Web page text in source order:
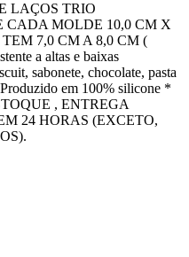
LAÇOS TRIO
MOLDE 10,0 CM X
7,0 CM A 8,0 CM (
a altas e baixas
sabonete, chocolate, pasta
em 100% silicone *
, ENTREGA
24 HORAS (EXCETO,